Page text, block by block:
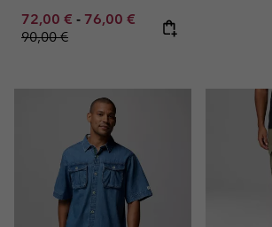
Minimum sale price:
72,00 € - Maximum sale price:
76,00 € Regular price:
90,00 €